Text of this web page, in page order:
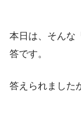
本日は、そんな
答です。
答えられました